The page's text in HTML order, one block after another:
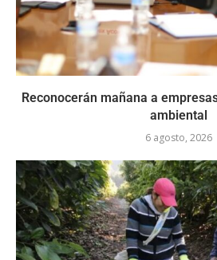
Reconocerán mañana a
ambiental
6 agosto, 2026